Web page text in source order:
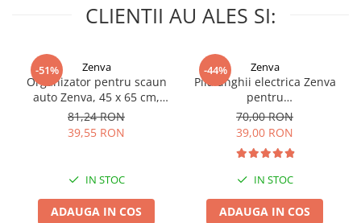
caracteristici esentiale, te poti conecta cu copilul
timp real.
Nu doar iti vezi, dar iti si auzi bebelusul in orice
moment, cu sunet foarte clar, de inalta calitate, ca
si cum ai fi in aceeasi camera cu cel mic.
CLIENTII AU ALES SI:
-51% Zenva
Organizator pentru scaun
auto Zenva, 45 x 65 cm,
Suport Tableta,
Impermeabil, Negru,
Protectie Scaun Auto,
81,24 RON
39,55 RON
IN STOC
ADAUGA IN COS
-44% Zenva
Pila unghii electrica Zenva
pentru
bebelusi/copii/adulti, 6
capete de schimb, verde
70,00 RON
39,00 RON
IN STOC
ADAUGA IN COS